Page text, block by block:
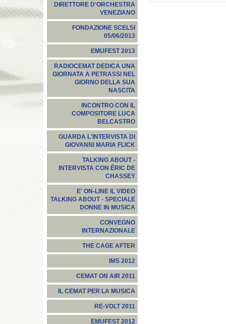
DIRETTORE D’ORCHESTRA
VENEZIANO
FONDAZIONE SCELSI
05/06/2013
EMUFEST 2013
RADIOCEMAT DEDICA UNA
GIORNATA A PETRASSI NEL
GIORNO DELLA SUA
NASCITA
INCONTRO CON IL
COMPOSITORE LUCA
BELCASTRO
GUARDA L'INTERVISTA DI
GIOVANNI MARIA FLICK
TALKING ABOUT -
INTERVISTA CON ÉRIC DE
CHASSEY
E' ON-LINE IL VIDEO
TALKING ABOUT - SPECIALE
DONNE IN MUSICA
CONVEGNO
INTERNAZIONALE
THE CAGE AFTER
IMS 2012
CEMAT ON AIR 2011
IL CEMAT PER LA MUSICA
RE-VOLT 2011
EMUFEST 2012